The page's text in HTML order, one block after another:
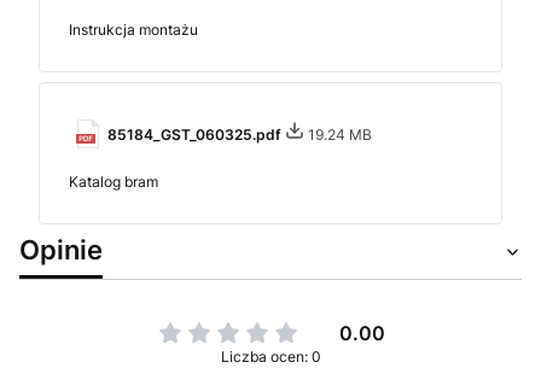
Instrukcja montażu
85184_GST_060325.pdf 19.24 MB
Katalog bram
Opinie
0.00
Liczba ocen: 0